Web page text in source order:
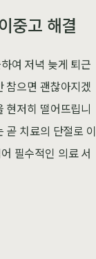
중고 해결
여 저녁 늦게 퇴근
참으면 괜찮아지겠
현저히 떨어뜨립니
곧 치료의 단절로 이
필수적인 의료 서